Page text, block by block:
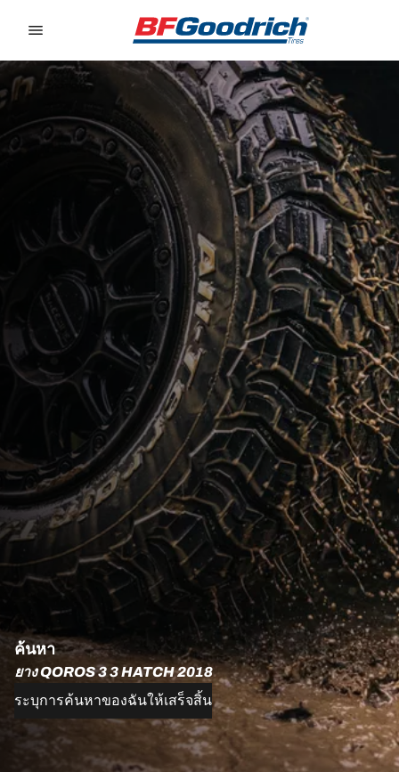
ค้นหา
ยาง QOROS 3 3 HATCH 2018
ระบุการค้นหาของฉันให้เสร็จสิ้น